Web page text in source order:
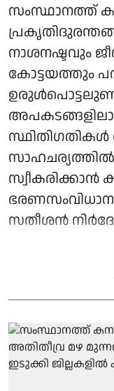
സംസ്ഥാനത്ത്
നാശനഷ്ടവും
കോട്ടയത്തും
സ്വീകരിക്കാന്‍
സതീശന്‍